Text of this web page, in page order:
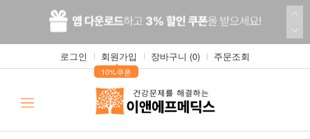
로그인 회원가입
▲
10%쿠폰
장바구니 (0) 주문조회